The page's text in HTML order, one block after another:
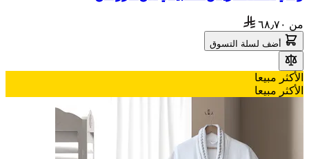
من ٦٨٫٧٠
أضف لسلة التسوق
الأكثر مبيعا
الأكثر مبيعا